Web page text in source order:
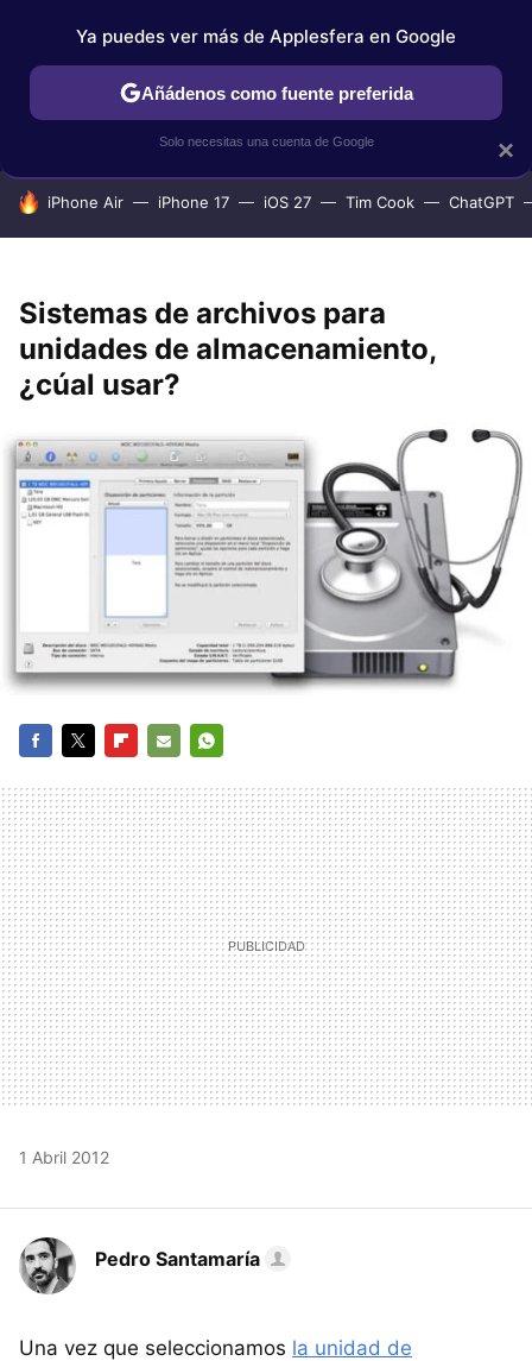
IPHONE TUTORIALES APPLESFERA SELECCIÓN
HOY SE HABLA DE
iPhone Air iPhone 17 iOS 27 Tim Cook ChatGPT
Sistemas de archivos para
unidades de almacenamiento,
¿cúal usar?
MAIL
1 Abril 2012
Pedro Santamaría
Una vez que seleccionamos la unidad de
×
Ya puedes ver más de Applesfera en Google
Añádenos como fuente preferida
Solo necesitas una cuenta de Google